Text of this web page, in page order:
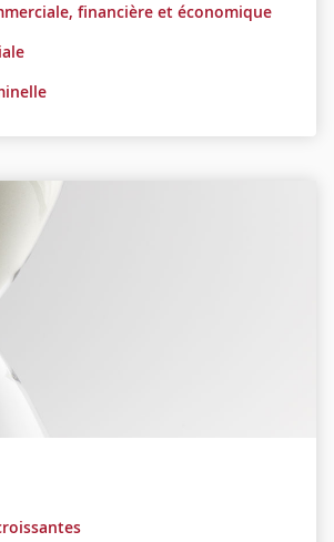
financière et économique